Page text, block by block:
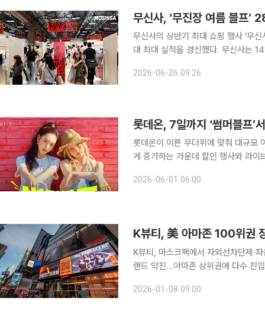
무신사의 상반기 최대 쇼핑 행사 '무
대 최대 실적을 경신했다. 무신사는 14일 오후 7시부터 24일 자정까지 약 11일간 무진장 여름 블프
량은 약 775만 개다. 온·오프라인 합
2026-06-26 09:26
롯데온, 7일까지 ‘썸머블프’
롯데온이 이른 무더위에 맞춰 대규모
게 증가하는 가운데 할인 행사와 라이브
션 빅세일’을 주제로 여름 필수 의류
2026-06-01 06:00
K뷰티, 美 아마존 100위권
K뷰티, 마스크팩에서 자외선차단제·
랜드 약진…아마존 상위권에 다수 진
대표되던 K뷰티 인기 제품이 세럼,
2026-01-08 09:00